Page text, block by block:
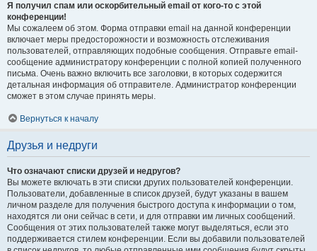
Я получил спам или оскорбительный email от кого-то с этой
конференции!
Мы сожалеем об этом. Форма отправки email на данной конференции
включает меры предосторожности и возможность отслеживания
пользователей, отправляющих подобные сообщения. Отправьте email-
сообщение администратору конференции с полной копией полученного
письма. Очень важно включить все заголовки, в которых содержится
детальная информация об отправителе. Администратор конференции
сможет в этом случае принять меры.
Вернуться к началу
Друзья и недруги
Что означают списки друзей и недругов?
Вы можете включать в эти списки других пользователей конференции.
Пользователи, добавленные в список друзей, будут указаны в вашем
личном разделе для получения быстрого доступа к информации о том,
находятся ли они сейчас в сети, и для отправки им личных сообщений.
Сообщения от этих пользователей также могут выделяться, если это
поддерживается стилем конференции. Если вы добавили пользователей